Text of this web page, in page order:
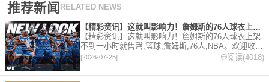
推荐新闻 RELATED NEWS
【精彩资讯】这就叫影响力！詹姆斯的76人球衣上架不到一小时就
【精彩资讯】这就叫影响力！詹姆斯的76人球衣上架
不到一小时就售罄,篮球,詹姆斯,76人,NBA。欢迎收藏
本站，24小时为你更新最新的足球，篮球体育资讯。
[2026-07-25] 阅读(4018)